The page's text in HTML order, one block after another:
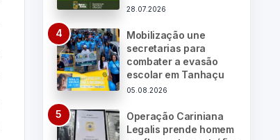
28.07.2026
Mobilização une
secretarias para
combater a evasão
escolar em Tanhaçu
05.08.2026
Operação Cariniana
Legalis prende homem